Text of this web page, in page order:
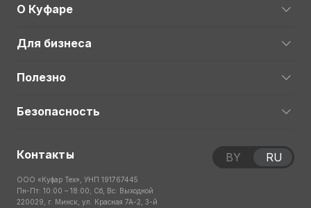
О Куфаре
Для бизнеса
Полезно
Безопасность
Контакты
ООО «Куфар Тех», УНП 191767445
Пн-Пт: 10:00 – 18:00; Сб, Вс: Выходной
220029, г. Минск, ул. Красная 7А-2, 3-й
BY RU